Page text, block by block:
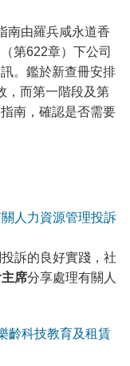
南由羅兵咸永道香
第622章）下公司
。鑑於新查冊安排
，而第一階段及第
南，確認是否需要
人力資源管理投訴
訴的良好實踐，社
席分享處理有關人
齡科技教育及租賃